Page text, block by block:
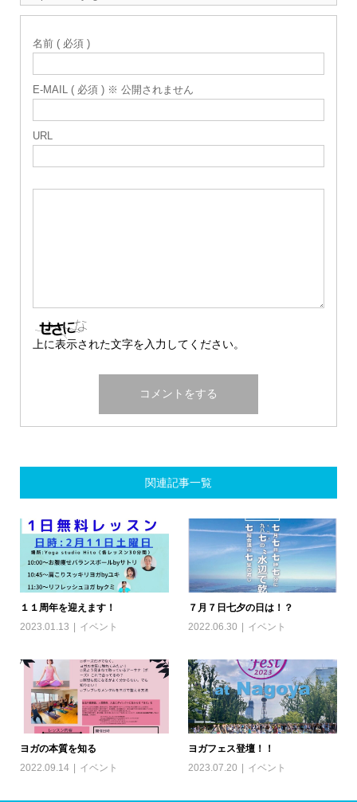
名前 ( 必須 )
E-MAIL ( 必須 ) ※ 公開されません
URL
上に表示された文字を入力してください。
関連記事一覧
１１周年を迎えます！
2023.01.13
イベント
７月７日七夕の日は！？
2022.06.30
イベント
ヨガの本質を知る
2022.09.14
イベント
ヨガフェス登壇！！
2023.07.20
イベント